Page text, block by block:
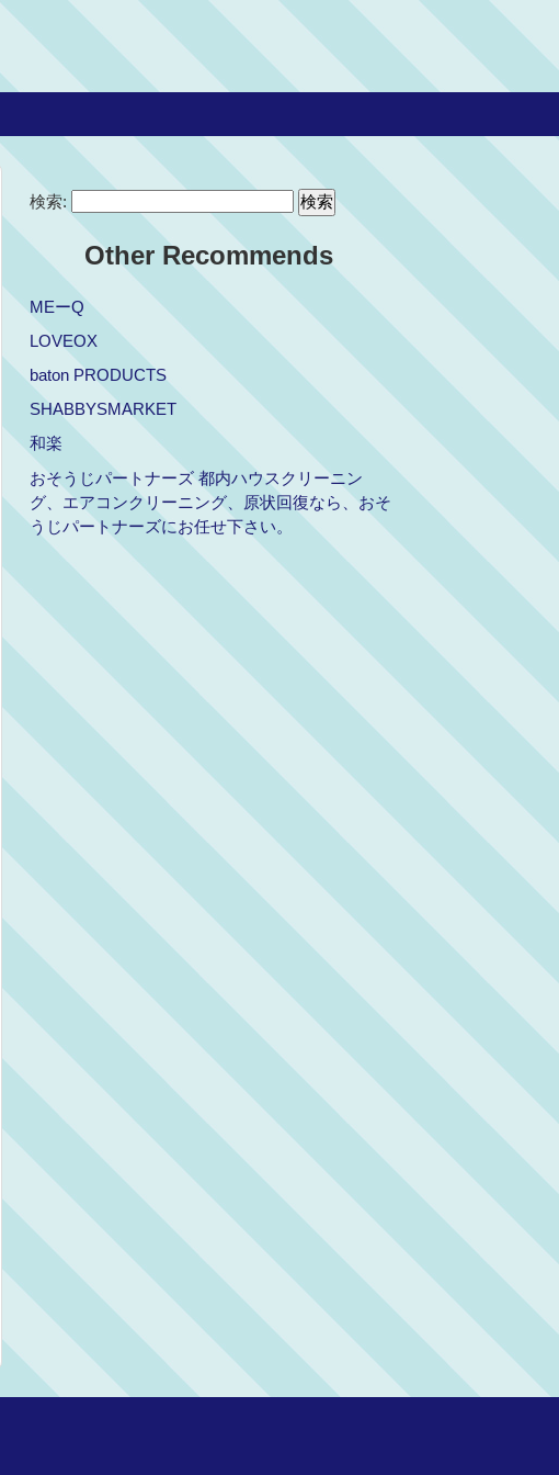
検索:
Other Recommends
MEーQ
LOVEOX
baton PRODUCTS
SHABBYSMARKET
和楽
おそうじパートナーズ 都内ハウスクリーニン
グ、エアコンクリーニング、原状回復なら、おそ
うじパートナーズにお任せ下さい。